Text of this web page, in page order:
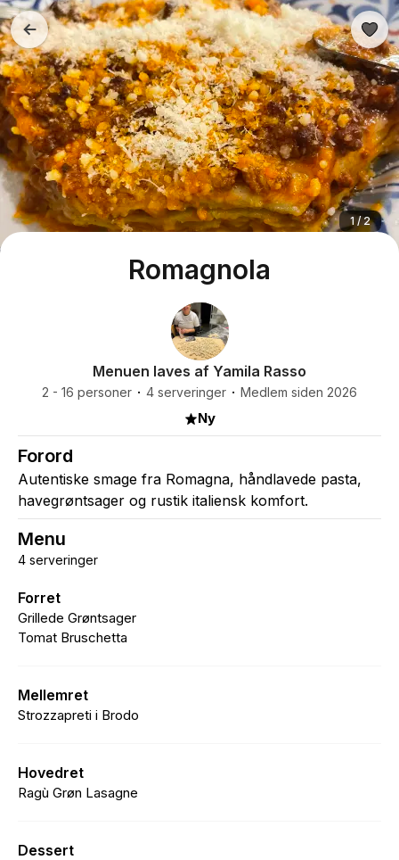
Romagnola
1 / 2
Menuen laves af Yamila Rasso
2 - 16 personer 4 serveringer Medlem siden 2026
Ny
Forord
Autentiske smage fra Romagna, håndlavede pasta,
havegrøntsager og rustik italiensk komfort.
Menu
4 serveringer
Forret
Grillede Grøntsager
Tomat Bruschetta
Mellemret
Strozzapreti i Brodo
Hovedret
Ragù Grøn Lasagne
Dessert